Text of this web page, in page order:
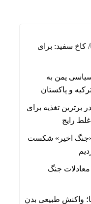
کاخ سفید: برای
یمن به
و پاکستان
تغذیه برای
رایج
«جنگ اخیر» شکست
در معادلات جنگ
واکنش طبیعی بدن